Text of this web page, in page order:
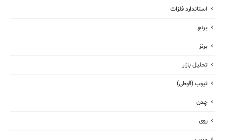
استاندارد فلزات
برنج
برنز
تحلیل بازار
تیوب (قوطی)
چدن
روی